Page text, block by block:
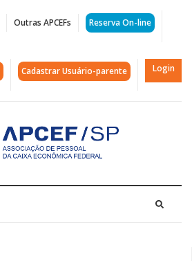
Outras APCEFs Reserva On-line
Cadastrar Usuário-parente Login